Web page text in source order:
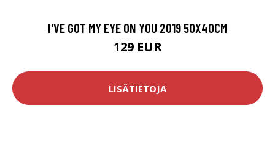
I'VE GOT MY EYE ON YOU 2019 50X40CM
129 EUR
LISÄTIETOJA